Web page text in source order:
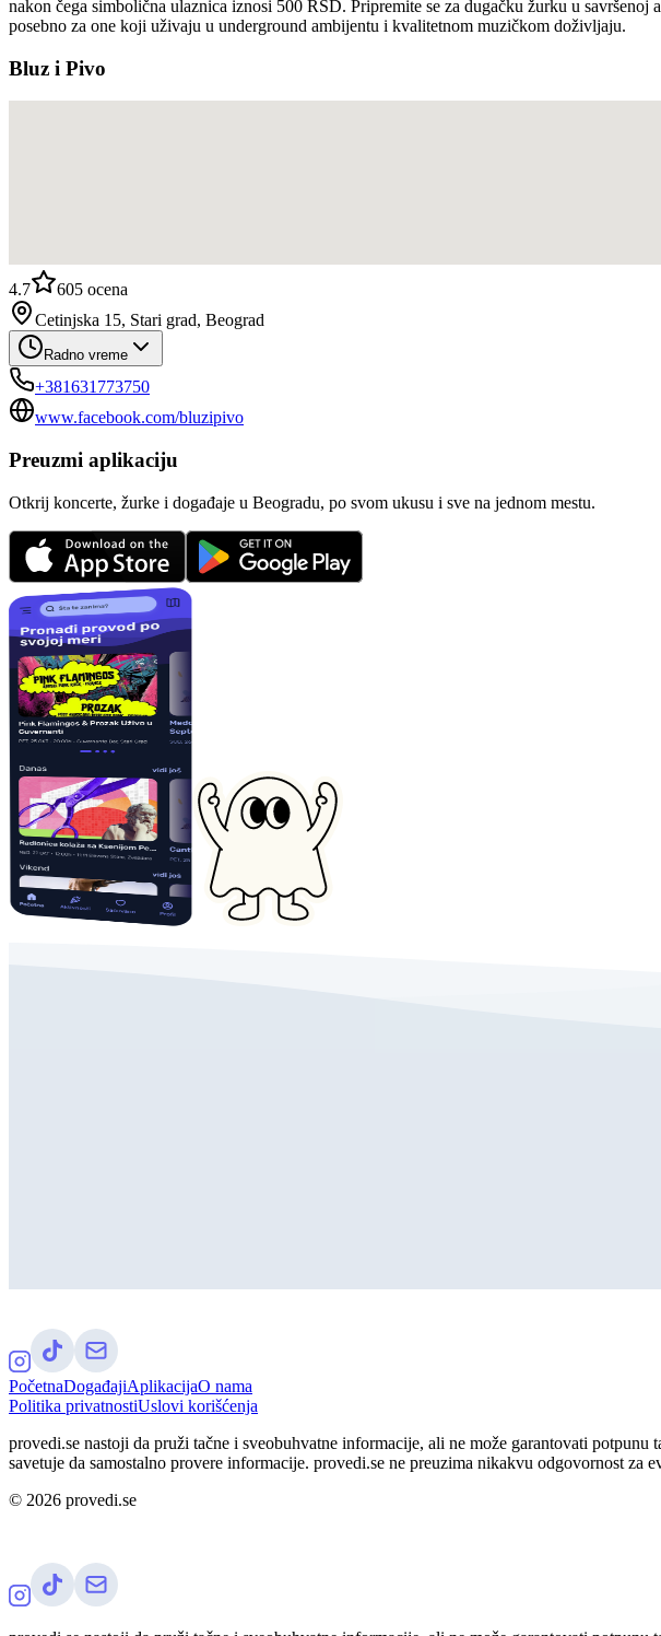
nakon čega simbolična ulaznica iznosi 500 RSD. Pripremite se za dugačku žurku u
posebno za one koji uživaju u underground ambijentu i kvalitetnom muzičkom doživljaju.
Bluz i Pivo
4.7 605 ocena
Cetinjska 15, Stari grad, Beograd
Radno vreme
+381631773750
www.facebook.com/bluzipivo
Preuzmi aplikaciju
Otkrij koncerte, žurke i događaje u Beogradu, po svom ukusu i sve na jednom mestu.
PočetnaDogađajiAplikacijaO nama
Politika privatnostiUslovi korišćenja
provedi.se nastoji da pruži tačne i sveobuhvatne informacije, ali ne može garantovati
savetuje da samostalno provere informacije. provedi.se ne preuzima nikakvu odgovornost za
© 2026 provedi.se